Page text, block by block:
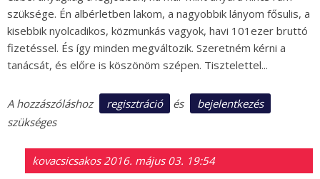
szüksége. Én albérletben lakom, a nagyobbik lányom fősulis, a
kisebbik nyolcadikos, közmunkás vagyok, havi 101ezer bruttó
fizetéssel. És így minden megváltozik. Szeretném kérni a
tanácsát, és előre is köszönöm szépen. Tisztelettel...
A hozzászóláshoz regisztráció és
bejelentkezés
szükséges
kovacsicsakos 2016. május 03. 19:54